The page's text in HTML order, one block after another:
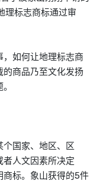
理标志商标通过审
如何让地理标志商
的商品乃至文化发扬
国家、地区、区
人文因素所决定
商标。象山获得的5件